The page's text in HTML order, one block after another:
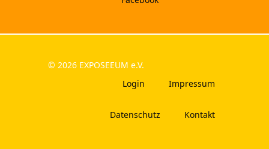
© 2026 EXPOSEEUM e.V.
Login
Impressum
Datenschutz Kontakt